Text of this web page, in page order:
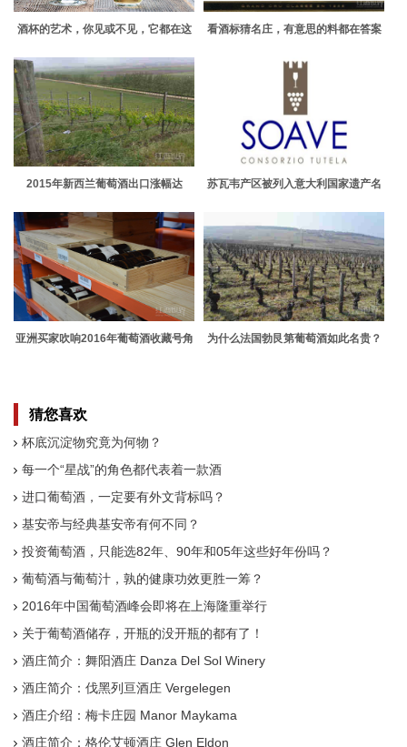
酒杯的艺术，你见或不见，它都在这
看酒标猜名庄，有意思的料都在答案
2015年新西兰葡萄酒出口涨幅达
苏瓦韦产区被列入意大利国家遗产名
亚洲买家吹响2016年葡萄酒收藏号角 为什么法国勃艮第葡萄酒如此名贵？
猜您喜欢
杯底沉淀物究竟为何物？
每一个“星战”的角色都代表着一款酒
进口葡萄酒，一定要有外文背标吗？
基安帝与经典基安帝有何不同？
投资葡萄酒，只能选82年、90年和05年这些好年份吗？
葡萄酒与葡萄汁，孰的健康功效更胜一筹？
2016年中国葡萄酒峰会即将在上海隆重举行
关于葡萄酒储存，开瓶的没开瓶的都有了！
酒庄简介：舞阳酒庄 Danza Del Sol Winery
酒庄简介：伐黑列亘酒庄 Vergelegen
酒庄介绍：梅卡庄园 Manor Maykama
酒庄简介：格伦艾顿酒庄 Glen Eldon